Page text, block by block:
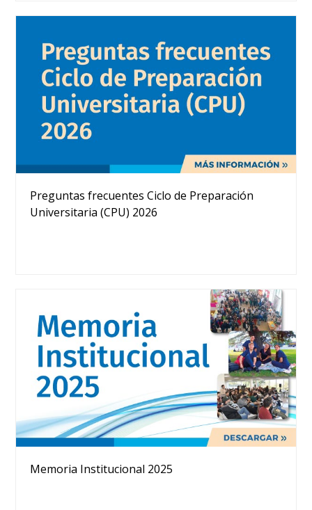
Preguntas frecuentes Ciclo de Preparación
Universitaria (CPU) 2026
Memoria Institucional 2025